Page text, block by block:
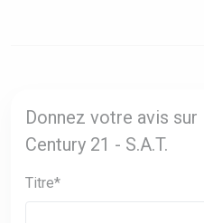
Donnez votre avis
Century 21 - S.A.T.
Titre*